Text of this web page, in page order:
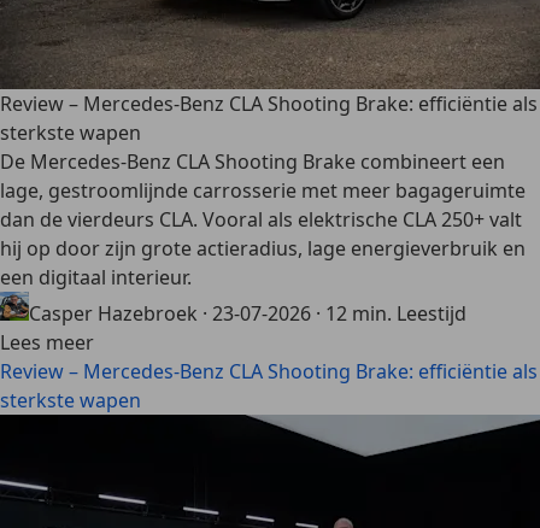
Review – Mercedes-Benz CLA Shooting Brake: efficiëntie als
sterkste wapen
De Mercedes-Benz CLA Shooting Brake combineert een
lage, gestroomlijnde carrosserie met meer bagageruimte
dan de vierdeurs CLA. Vooral als elektrische CLA 250+ valt
hij op door zijn grote actieradius, lage energieverbruik en
een digitaal interieur.
Casper Hazebroek · 23-07-2026 · 12 min. Leestijd
Lees meer
Review – Mercedes-Benz CLA Shooting Brake: efficiëntie als
sterkste wapen